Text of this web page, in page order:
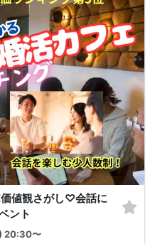
価値観さがし♡会話に
ント
20:30〜